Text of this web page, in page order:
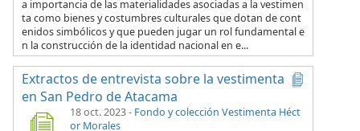
a importancia de las materialidades asociadas a la vestimen
ta como bienes y costumbres culturales que dotan de cont
enidos simbólicos y que pueden jugar un rol fundamental e
n la construcción de la identidad nacional en e...
Extractos de entrevista sobre la vestimenta
en San Pedro de Atacama
18 oct. 2023- Fondo y colección Vestimenta Héct
or Morales